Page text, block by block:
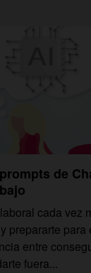
de
cada vez
prepararte para
entre
fuera...